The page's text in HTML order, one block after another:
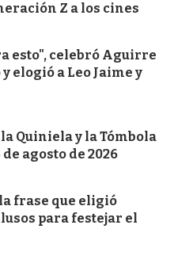
Z a los cines
esto", celebró Aguirre
elogió a Leo Jaime y
Quiniela y la Tómbola
agosto de 2026
frase que eligió
para festejar el